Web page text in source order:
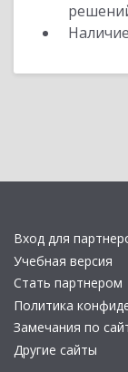
Вход для
Учебная версия
Стать партнером
Политика
Замечания по
Другие сайты